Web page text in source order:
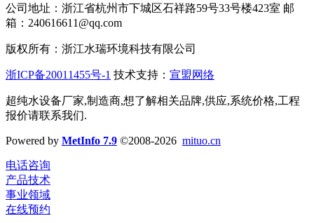
公司地址：浙江省杭州市下城区石祥路59号33号楼423室 邮
箱：240616611@qq.com
版权所有：浙江水瑞环境科技有限公司
浙ICP备20011455号-1 技术支持： 宣盟网络
超纯水设备厂家,制造商,想了解相关品牌,供应,系统价格,工程
报价请联系我们.
Powered by MetInfo 7.9 ©2008-2026 mituo.cn
电话咨询
产品技术
事业领域
在线预约